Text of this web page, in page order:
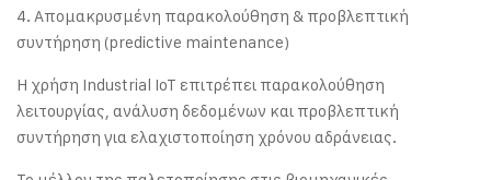
4. Απομακρυσμένη παρακολούθηση & προβλεπτική
συντήρηση (predictive maintenance)
Η χρήση Industrial IoT επιτρέπει παρακολούθηση
λειτουργίας, ανάλυση δεδομένων και προβλεπτική
συντήρηση για ελαχιστοποίηση χρόνου αδράνειας.